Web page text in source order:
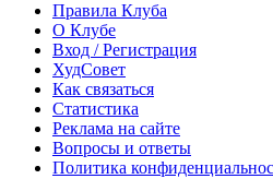
Правила Клуба
О Клубе
Вход / Регистрация
ХудСовет
Как связаться
Статистика
Реклама на сайте
Вопросы и ответы
Политика